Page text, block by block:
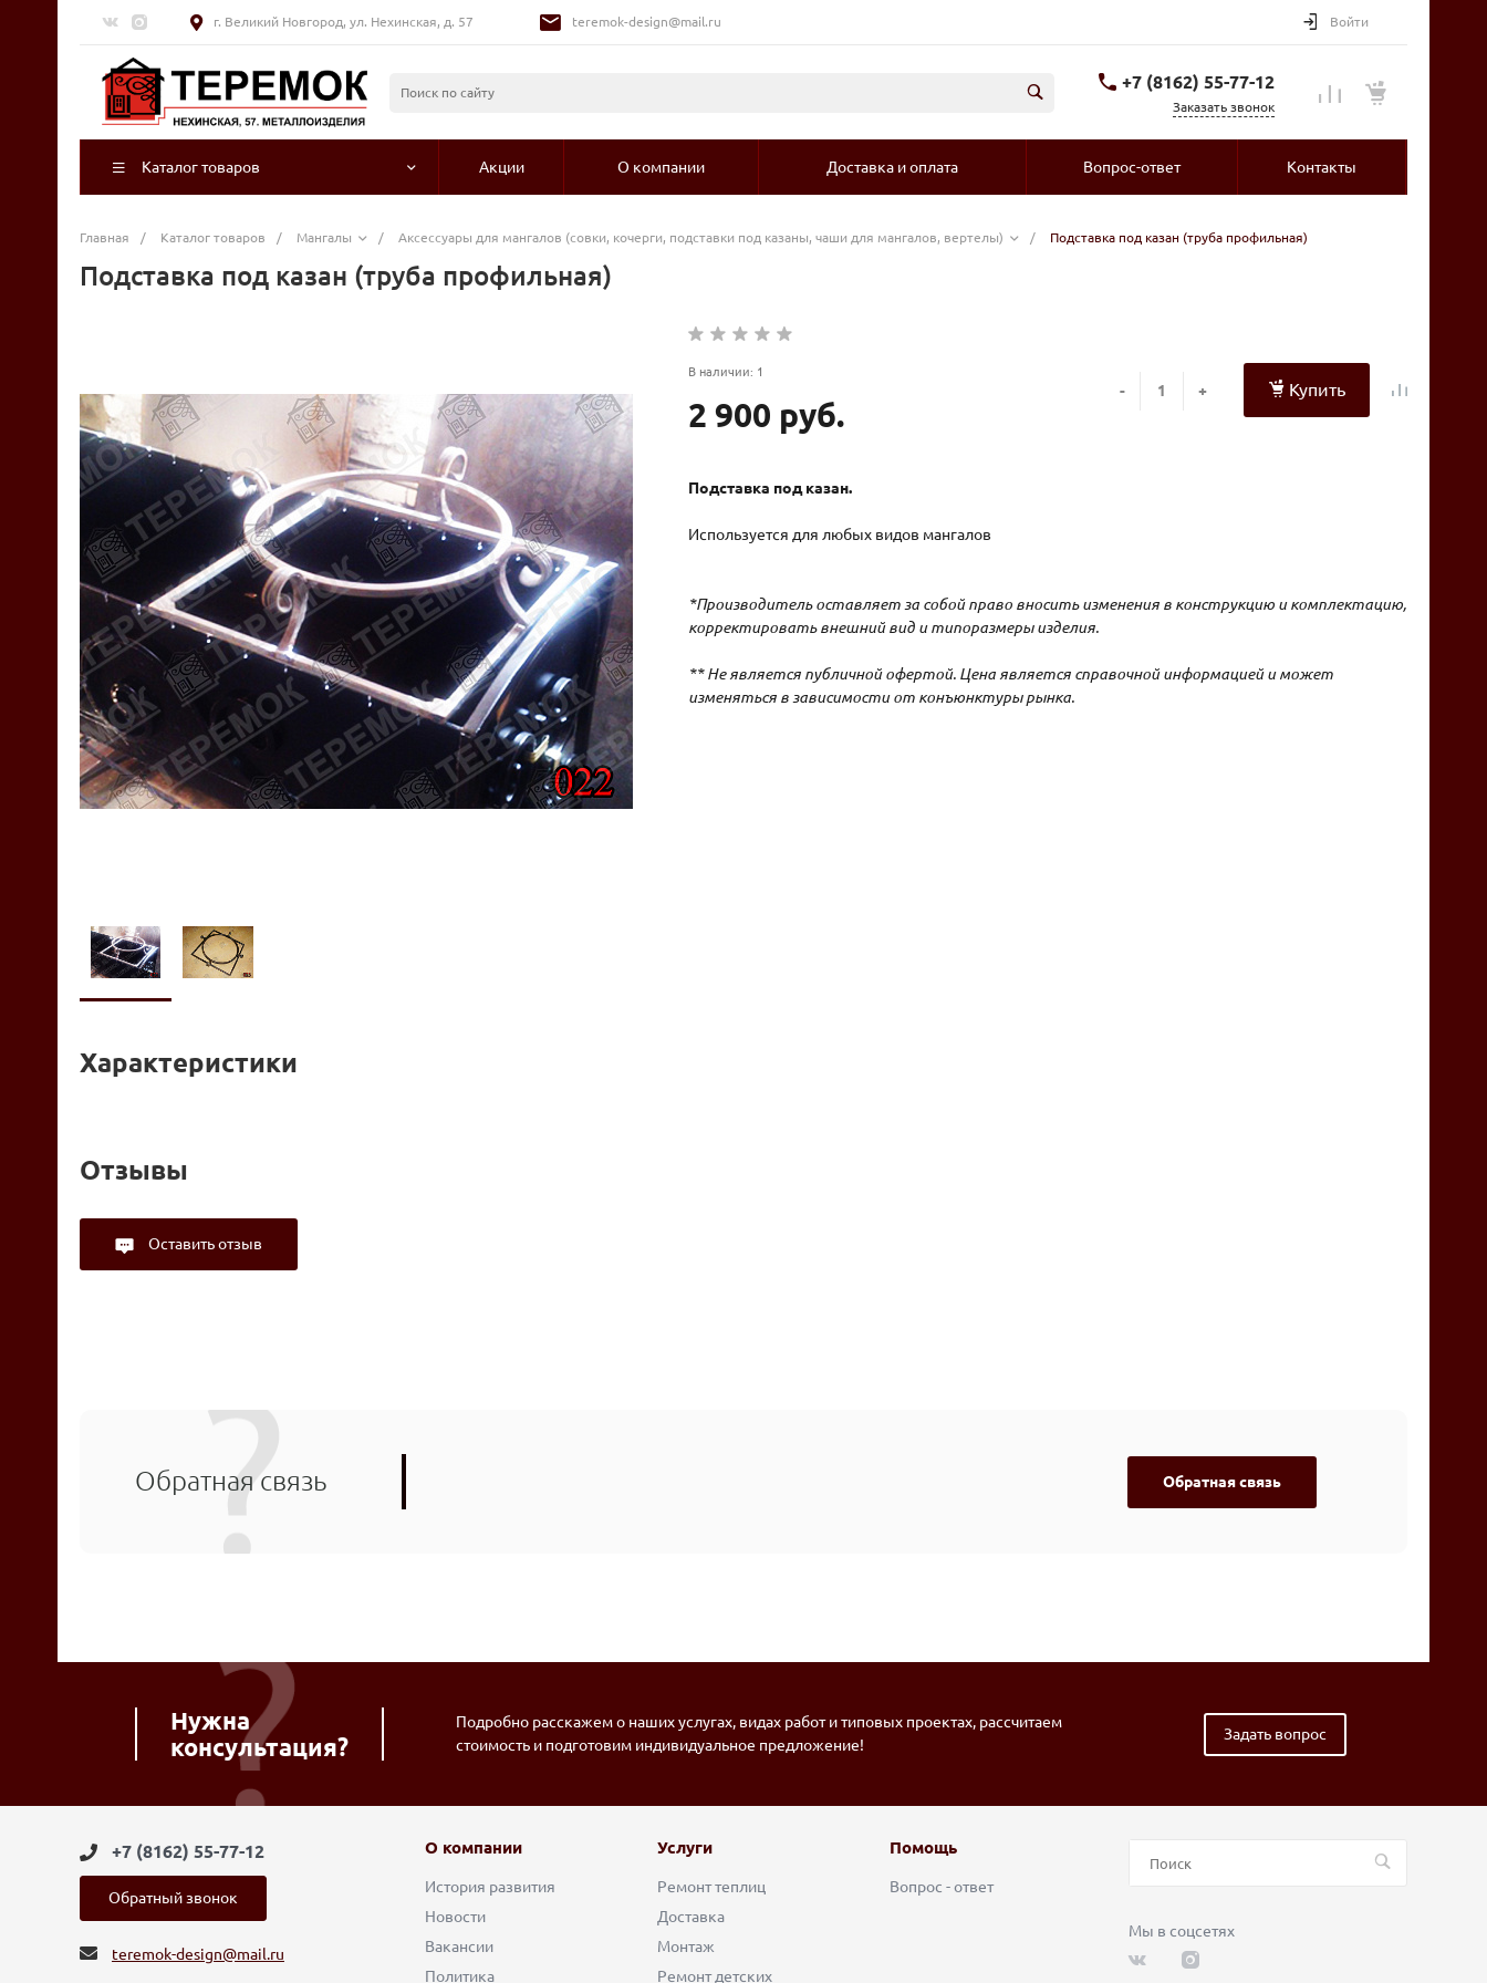
г. Великий Новгород, ул. Нехинская, д. 57 teremok-design@mail.ru Войти
+7 (8162) 55-77-12
Заказать звонок
Каталог товаров Акции О компании Доставка и оплата Вопрос-ответ Контакты
Главная / Каталог товаров / Мангалы / Аксессуары для мангалов (совки, кочерги, подставки под казаны, чаши для мангалов, вертелы) / Подставка под казан (труба профильная)
Подставка под казан (труба профильная)
В наличии: 1
2 900 руб.
- + Купить
Подставка под казан.
Используется для любых видов мангалов
*Производитель оставляет за собой право вносить изменения в конструкцию и комплектацию,
корректировать внешний вид и типоразмеры изделия.
** Не является публичной офертой. Цена является справочной информацией и может
изменяться в зависимости от конъюнктуры рынка.
Характеристики
Отзывы
Оставить отзыв
Обратная связь Обратная связь
Нужна
консультация?
Подробно расскажем о наших услугах, видах работ и типовых проектах, рассчитаем
стоимость и подготовим индивидуальное предложение!
Задать вопрос
+7 (8162) 55-77-12
Обратный звонок
teremok-design@mail.ru
О компании
История развития
Новости
Вакансии
Политика
Услуги
Ремонт теплиц
Доставка
Монтаж
Ремонт детских
Помощь
Вопрос - ответ
Мы в соцсетях